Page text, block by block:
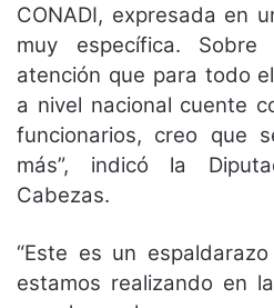
CONADI, expresada en
muy específica.
atención que para todo
a nivel nacional cuente
funcionarios, creo que
más”, indicó la
Cabezas.
“Este es un
estamos realizando en